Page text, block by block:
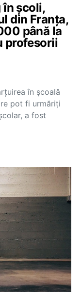
în școli,
din Franța,
până la
profesorii
în școală
pot fi urmăriți
a fost